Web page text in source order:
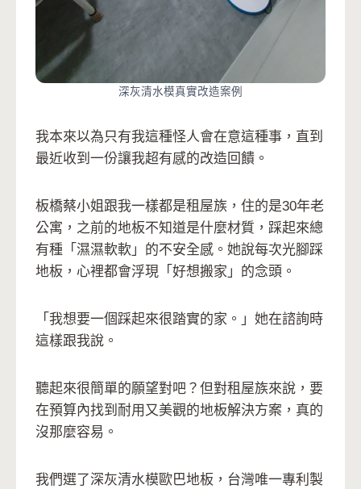
深灰清水模真實改造案例
我本來以為只有我這種怪人會在意這種事，直到
最近收到一份讓我超有感的改造回饋。
板橋蔡小姐跟我一樣都是租屋族，住的是30年老
公寓，之前的地板不知道是什麼材質，踩起來總
有種「濕濕軟軟」的不安全感。她說每次光腳踩
地板，心裡都會浮現「好想搬家」的念頭。
「我想要一個踩起來很踏實的家。」她在諮詢時
這樣跟我說。
聽起來很簡單的願望對吧？但對租屋族來說，要
在預算內找到耐用又美觀的地板解決方案，真的
沒那麼容易。
我們選了深灰清水模歐巴地板，台灣唯一專利製